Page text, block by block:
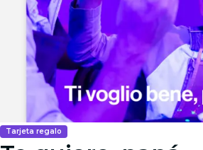
Tarjeta regalo